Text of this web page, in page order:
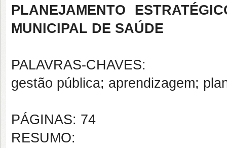
PLANEJAMENTO
MUNICIPAL DE SAÚDE
PALAVRAS-CHAVES:
gestão pública; aprendizagem;
PÁGINAS: 74
RESUMO: